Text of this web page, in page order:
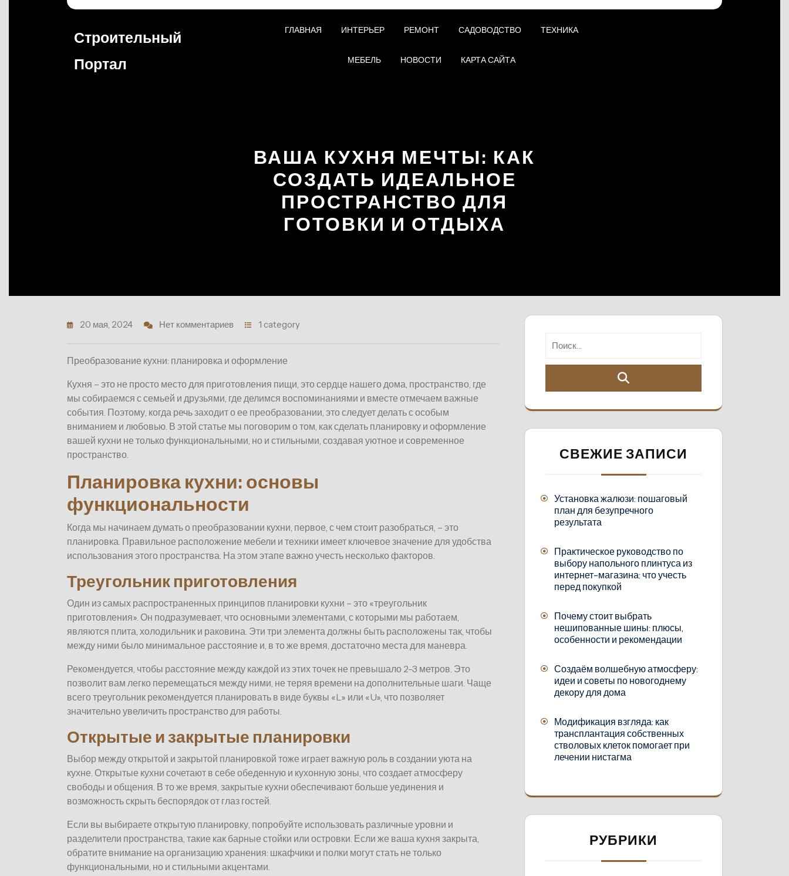
Строительный
Портал
ГЛАВНАЯ ИНТЕРЬЕР РЕМОНТ САДОВОДСТВО ТЕХНИКА
МЕБЕЛЬ НОВОСТИ КАРТА САЙТА
ВАША КУХНЯ МЕЧТЫ: КАК
СОЗДАТЬ ИДЕАЛЬНОЕ
ПРОСТРАНСТВО ДЛЯ
ГОТОВКИ И ОТДЫХА
20 мая, 2024 Нет комментариев 1 category
Преобразование кухни: планировка и оформление
Кухня – это не просто место для приготовления пищи, это сердце нашего дома, пространство, где
мы собираемся с семьей и друзьями, где делимся воспоминаниями и вместе отмечаем важные
события. Поэтому, когда речь заходит о ее преобразовании, это следует делать с особым
вниманием и любовью. В этой статье мы поговорим о том, как сделать планировку и оформление
вашей кухни не только функциональными, но и стильными, создавая уютное и современное
пространство.
Планировка кухни: основы
функциональности
Когда мы начинаем думать о преобразовании кухни, первое, с чем стоит разобраться, – это
планировка. Правильное расположение мебели и техники имеет ключевое значение для удобства
использования этого пространства. На этом этапе важно учесть несколько факторов.
Треугольник приготовления
Один из самых распространенных принципов планировки кухни – это «треугольник
приготовления». Он подразумевает, что основными элементами, с которыми мы работаем,
являются плита, холодильник и раковина. Эти три элемента должны быть расположены так, чтобы
между ними было минимальное расстояние и, в то же время, достаточно места для маневра.
Рекомендуется, чтобы расстояние между каждой из этих точек не превышало 2-3 метров. Это
позволит вам легко перемещаться между ними, не теряя времени на дополнительные шаги. Чаще
всего треугольник рекомендуется планировать в виде буквы «L» или «U», что позволяет
значительно увеличить пространство для работы.
Открытые и закрытые планировки
Выбор между открытой и закрытой планировкой тоже играет важную роль в создании уюта на
кухне. Открытые кухни сочетают в себе обеденную и кухонную зоны, что создает атмосферу
свободы и общения. В то же время, закрытые кухни обеспечивают больше уединения и
возможность скрыть беспорядок от глаз гостей.
Если вы выбираете открытую планировку, попробуйте использовать различные уровни и
разделители пространства, такие как барные стойки или островки. Если же ваша кухня закрыта,
обратите внимание на организацию хранения: шкафчики и полки могут стать не только
функциональными, но и стильными акцентами.
СВЕЖИЕ ЗАПИСИ
Установка жалюзи: пошаговый
план для безупречного
результата
Практическое руководство по
выбору напольного плинтуса из
интернет-магазина: что учесть
перед покупкой
Почему стоит выбрать
нешипованные шины: плюсы,
особенности и рекомендации
Создаём волшебную атмосферу:
идеи и советы по новогоднему
декору для дома
Модификация взгляда: как
трансплантация собственных
стволовых клеток помогает при
лечении нистагма
РУБРИКИ